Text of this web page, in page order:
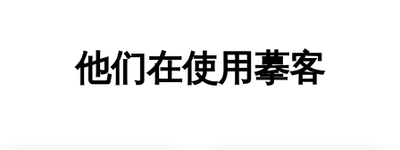
他们在使用摹客